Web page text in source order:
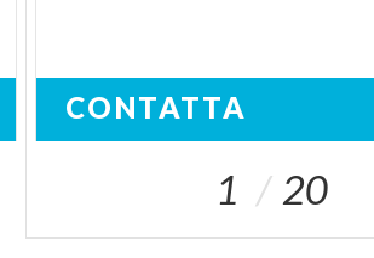
CONTATTA
1 20